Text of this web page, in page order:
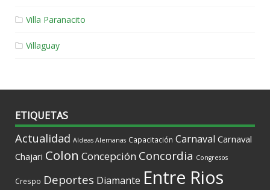
Villa Paranacito
Villaguay
ETIQUETAS
Actualidad Aldeas Alemanas Capacitación Carnaval Carnaval
Chajari Colon Concepción Concordia Congresos
Crespo Deportes Diamante Entre Rios